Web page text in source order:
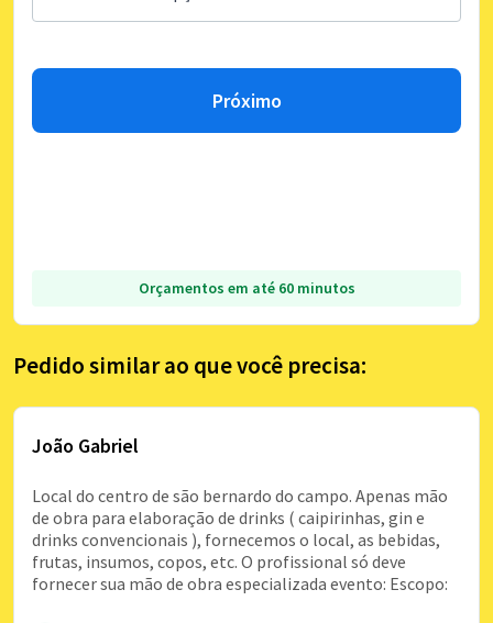
Próximo
Orçamentos em até 60 minutos
Pedido similar ao que você precisa:
João Gabriel
Local do centro de são bernardo do campo. Apenas mão
de obra para elaboração de drinks ( caipirinhas, gin e
drinks convencionais ), fornecemos o local, as bebidas,
frutas, insumos, copos, etc. O profissional só deve
fornecer sua mão de obra especializada evento: Escopo: